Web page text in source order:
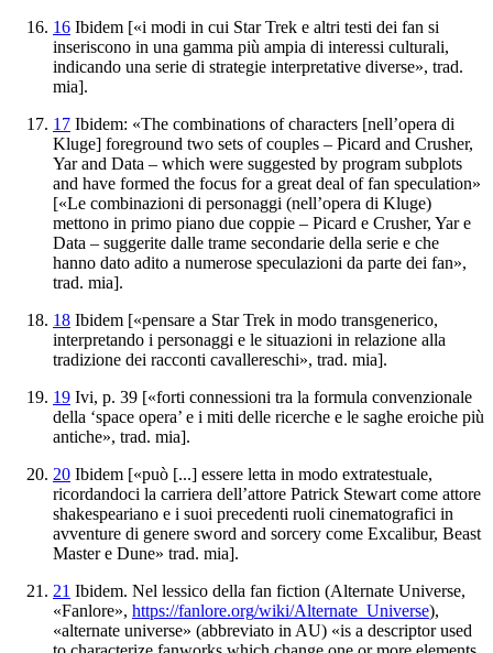
16 Ibidem [«i modi in cui Star Trek e altri testi dei fan si
inseriscono in una gamma più ampia di interessi culturali,
indicando una serie di strategie interpretative diverse», trad.
mia].
17 Ibidem: «The combinations of characters [nell’opera di
Kluge] foreground two sets of couples – Picard and Crusher,
Yar and Data – which were suggested by program subplots
and have formed the focus for a great deal of fan speculation»
[«Le combinazioni di personaggi (nell’opera di Kluge)
mettono in primo piano due coppie – Picard e Crusher, Yar e
Data – suggerite dalle trame secondarie della serie e che
hanno dato adito a numerose speculazioni da parte dei fan»,
trad. mia].
18 Ibidem [«pensare a Star Trek in modo transgenerico,
interpretando i personaggi e le situazioni in relazione alla
tradizione dei racconti cavallereschi», trad. mia].
19 Ivi, p. 39 [«forti connessioni tra la formula convenzionale
della ‘space opera’ e i miti delle ricerche e le saghe eroiche più
antiche», trad. mia].
20 Ibidem [«può [...] essere letta in modo extratestuale,
ricordandoci la carriera dell’attore Patrick Stewart come attore
shakespeariano e i suoi precedenti ruoli cinematografici in
avventure di genere sword and sorcery come Excalibur, Beast
Mastere Dune» trad. mia].
21 Ibidem. Nel lessico della fan fiction (Alternate Universe,
«Fanlore», https://fanlore.org/wiki/Alternate_Universe),
«alternate universe» (abbreviato in AU) «is a descriptor used